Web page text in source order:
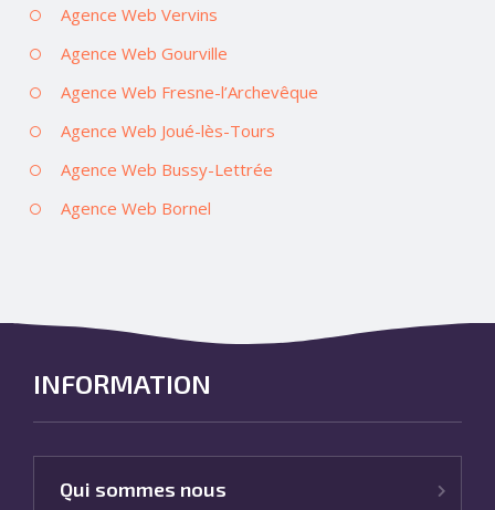
Agence Web Vervins
Agence Web Gourville
Agence Web Fresne-l’Archevêque
Agence Web Joué-lès-Tours
Agence Web Bussy-Lettrée
Agence Web Bornel
INFORMATION
Qui sommes nous